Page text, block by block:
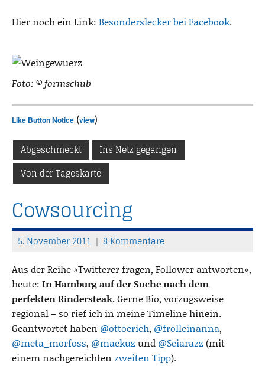
Hier noch ein Link: Besonderslecker bei Facebook.
Foto: © formschub
Like Button Notice (view)
Abgeschmeckt
Ins Netz gegangen
Von der Tageskarte
Cowsourcing
5. November 2011
T
o
m
a
s
8 Kommentare
Aus der Reihe »Twitterer fragen, Follower antworten«,
heute: In Hamburg auf der Suche nach dem
perfekten Rindersteak.Gerne Bio, vorzugsweise
regional – so rief ich in meine Timeline hinein.
Geantwortet haben @ottoerich, @frolleinanna,
@meta_morfoss, @maekuz und @Sciarazz (mit
einem nachgereichten zweiten Tipp).